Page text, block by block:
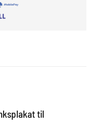
til